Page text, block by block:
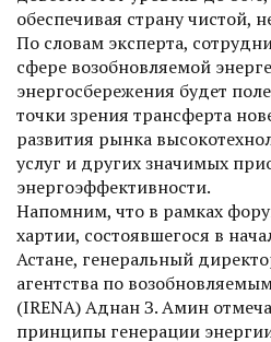
обеспечивая страну чистой,
По словам эксперта,
сфере возобновляемой
энергосбережения будет
точки зрения трансферта
развития рынка
услуг и других значимых
энергоэффективности.
Напомним, что в рамках
хартии, состоявшегося в
Астане, генеральный
агентства по
(IRENA) Аднан З. Амин
принципы генерации